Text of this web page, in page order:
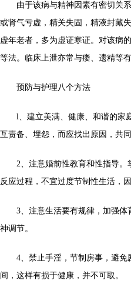
由于该病与精神因素有密切关系
或肾气亏虚，精关失固，精液封藏
虚年老者，多为虚证寒证。对该病
等法。临床上泄亦常与痿、遗精等
预防与护理八个方法
l、建立美满、健康、和谐的家庭
互责备、埋怨，而应找出原因，共同
2、注意婚前性教育和性指导。
反应过程，不宜过度节制性生活，
3、注意生活要有规律，加强体
神调节。
4、禁止手淫，节制房事，避免
间，这样有损于健康，并不可取。